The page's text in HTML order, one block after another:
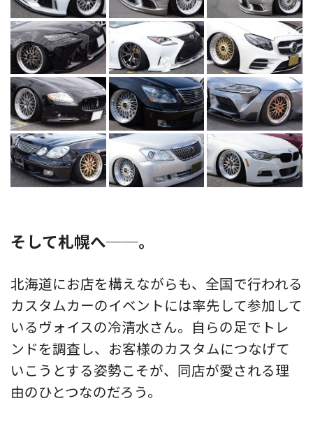
そして札幌へ──。
北海道にお店を構えながらも、全国で行われる
カスタムカーのイベントには率先して参加して
いるヴォイスの冷清水さん。自らの足でトレ
ンドを調査し、お客様のカスタムにつなげて
いこうとする姿勢こそが、同店が愛される理
由のひとつなのだろう。